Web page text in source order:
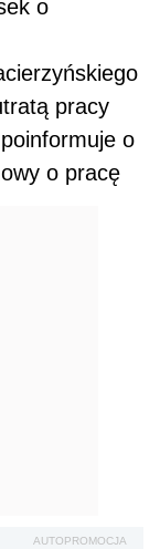
o
pracy
o
o pracę
AUTOPROMOCJA